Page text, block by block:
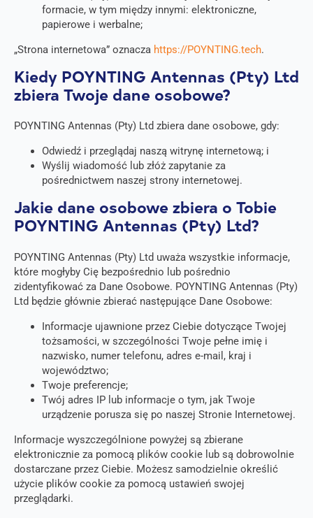
formacie, w tym między innymi: elektroniczne,
papierowe i werbalne;
„Strona internetowa” oznacza https://POYNTING.tech.
Kiedy POYNTING Antennas (Pty) Ltd
zbiera Twoje dane osobowe?
POYNTING Antennas (Pty) Ltd zbiera dane osobowe, gdy:
Odwiedź i przeglądaj naszą witrynę internetową; i
Wyślij wiadomość lub złóż zapytanie za
pośrednictwem naszej strony internetowej.
Jakie dane osobowe zbiera o Tobie
POYNTING Antennas (Pty) Ltd?
POYNTING Antennas (Pty) Ltd uważa wszystkie informacje,
które mogłyby Cię bezpośrednio lub pośrednio
zidentyfikować za Dane Osobowe. POYNTING Antennas (Pty)
Ltd będzie głównie zbierać następujące Dane Osobowe:
Informacje ujawnione przez Ciebie dotyczące Twojej
tożsamości, w szczególności Twoje pełne imię i
nazwisko, numer telefonu, adres e-mail, kraj i
województwo;
Twoje preferencje;
Twój adres IP lub informacje o tym, jak Twoje
urządzenie porusza się po naszej Stronie Internetowej.
Informacje wyszczególnione powyżej są zbierane
elektronicznie za pomocą plików cookie lub są dobrowolnie
dostarczane przez Ciebie. Możesz samodzielnie określić
użycie plików cookie za pomocą ustawień swojej
przeglądarki.